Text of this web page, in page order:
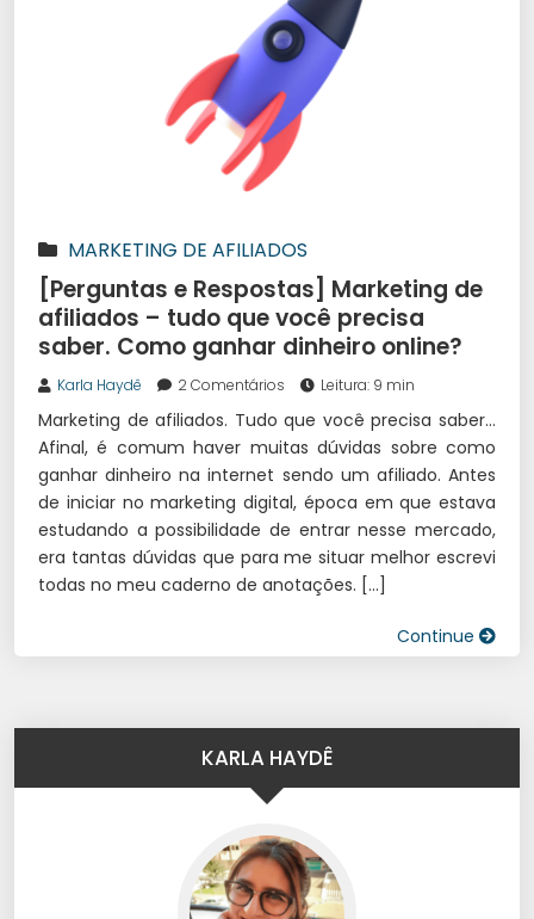
MARKETING DE AFILIADOS
[Perguntas e Respostas] Marketing de
afiliados – tudo que você precisa
saber. Como ganhar dinheiro online?
Karla Haydê 2 Comentários Leitura: 9 min
Marketing de afiliados. Tudo que você precisa saber…
Afinal, é comum haver muitas dúvidas sobre como
ganhar dinheiro na internet sendo um afiliado. Antes
de iniciar no marketing digital, época em que estava
estudando a possibilidade de entrar nesse mercado,
era tantas dúvidas que para me situar melhor escrevi
todas no meu caderno de anotações. […]
Continue
KARLA HAYDÊ